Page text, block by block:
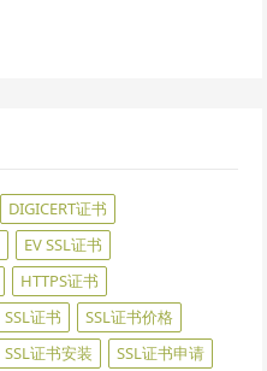
DIGICERT证书
EV SSL证书
HTTPS证书
SSL证书
SSL证书价格
SSL证书安装
SSL证书申请